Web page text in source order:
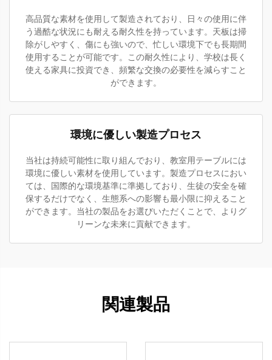
高品質な素材を使用して製造されており、日々の使用に伴
う過酷な状況にも耐える耐久性を持っています。天板は掃
除がしやすく、傷にも強いので、忙しい環境下でも長期間
使用することが可能です。この耐久性により、学校は長く
使える家具に投資でき、頻繁な交換の必要性を減らすこと
ができます。
環境に優しい製造プロセス
当社は持続可能性に取り組んでおり、教室用テーブルには
環境に優しい素材を使用しています。製造プロセスにおい
ては、国際的な環境基準に準拠しており、生徒の安全を確
保するだけでなく、生態系への影響も最小限に抑えること
ができます。当社の製品をお選びいただくことで、よりグ
リーンな未来に貢献できます。
関連製品